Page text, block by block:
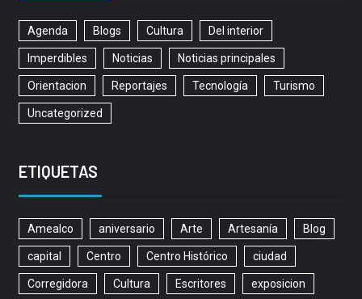
Agenda Blogs Cultura Del interior
Imperdibles Noticias Noticias principales
Orientacion Reportajes Tecnología Turismo
Uncategorized
ETIQUETAS
Amealco aniversario Arte Artesanía Blog
capital Centro Centro Histórico ciudad
Corregidora Cultura Escritores exposicion